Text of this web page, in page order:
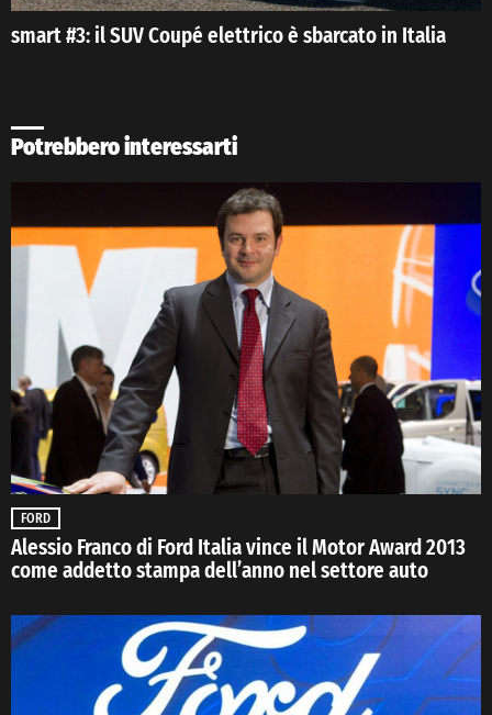
smart #3: il SUV Coupé elettrico è sbarcato in Italia
Potrebbero interessarti
FORD
Alessio Franco di Ford Italia vince il Motor Award 2013
come addetto stampa dell’anno nel settore auto